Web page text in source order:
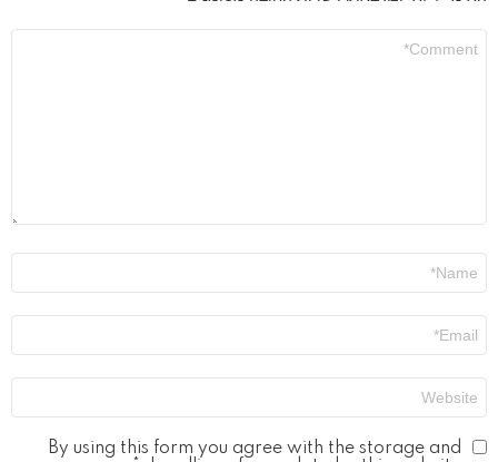
שלך
By using this form you agree with the storage and